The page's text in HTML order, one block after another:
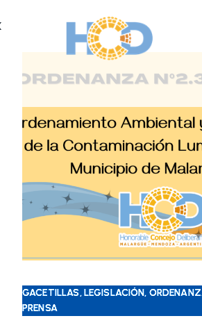
GACETILLAS, LEGISLACIÓN,
PRENSA